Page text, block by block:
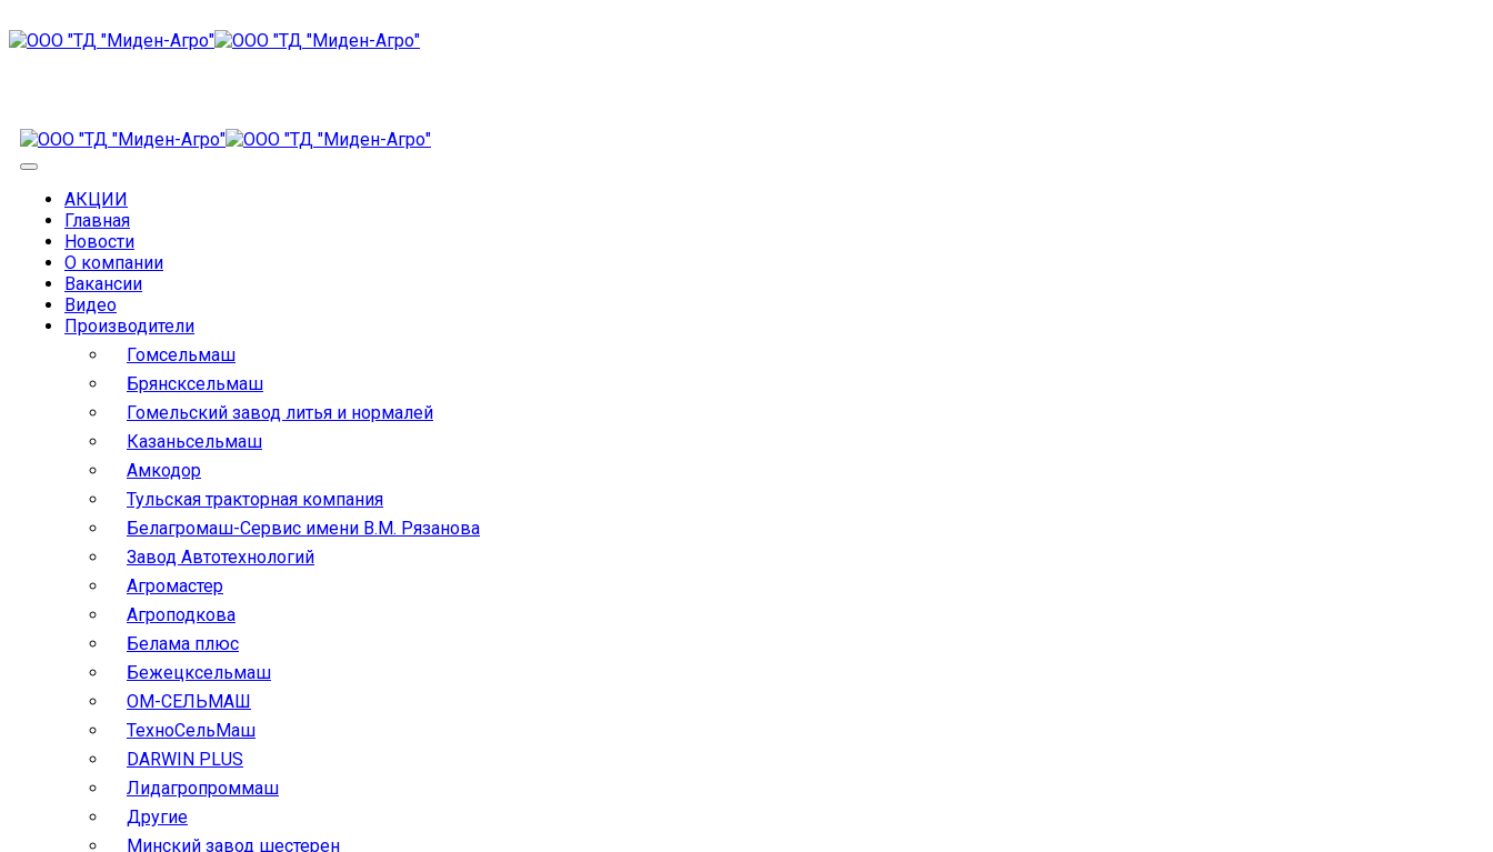
АКЦИИ
Главная
Новости
О компании
Вакансии
Видео
Производители
Гомсельмаш
Брянсксельмаш
Гомельский завод литья и нормалей
Казаньсельмаш
Амкодор
Тульская тракторная компания
Белагромаш-Сервис имени В.М. Рязанова
Завод Автотехнологий
Агромастер
Агроподкова
Белама плюс
Бежецксельмаш
ОМ-СЕЛЬМАШ
ТехноСельМаш
DARWIN PLUS
Лидагропроммаш
Другие
Минский завод шестерен